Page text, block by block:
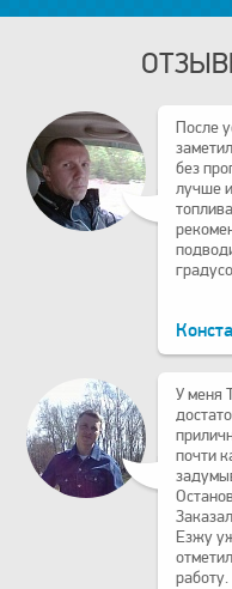
После
без
лучше
У меня
почти
Езжу
работу.